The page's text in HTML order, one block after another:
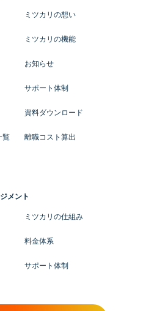
ミツカリの想い
ミツカリの機能
お知らせ
サポート体制
資料ダウンロード
覧 離職コスト算出
メント
ミツカリの仕組み
料金体系
サポート体制